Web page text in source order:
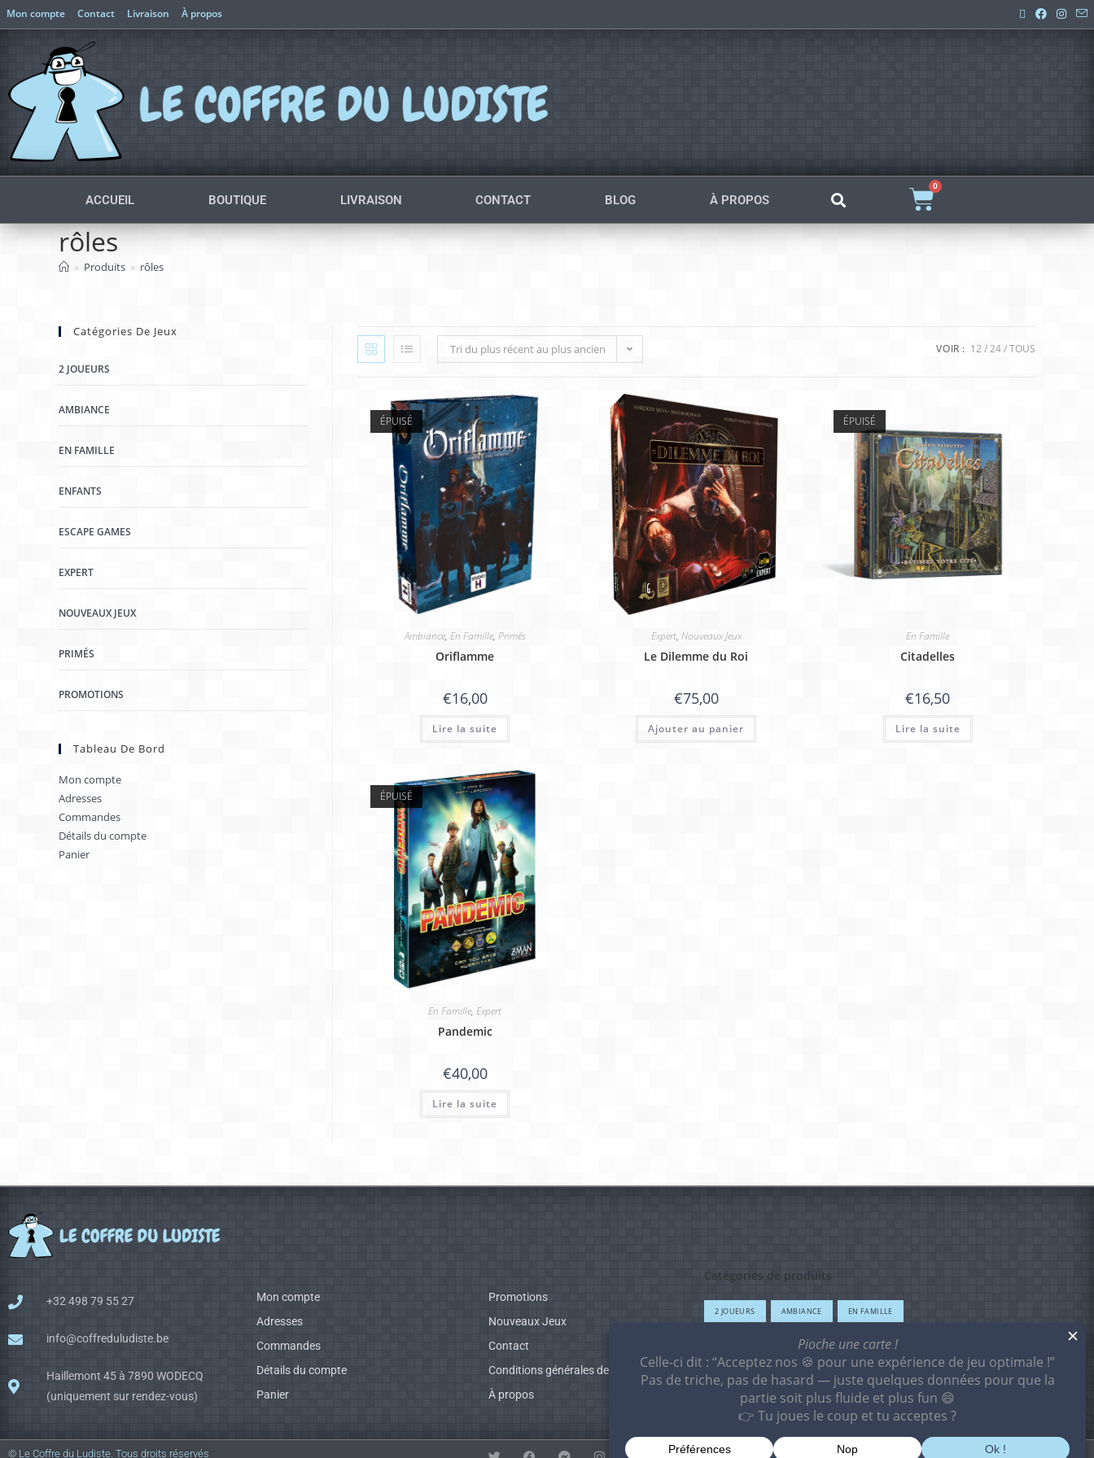
Mon compte Contact Livraison À propos
ACCUEIL BOUTIQUE LIVRAISON CONTACT BLOG À PROPOS
0
rôles
» Produits » rôles
Tri du plus récent au plus ancien VOIR : 12 24 TOUS
ÉPUISÉ
Ambiance, En Famille, Primés
Oriflamme
€16,00
Lire la suite
Expert, Nouveaux Jeux
Le Dilemme du Roi
€75,00
Ajouter au panier
ÉPUISÉ
En Famille
Citadelles
€16,50
Lire la suite
ÉPUISÉ
En Famille,Expert
Pandemic
€40,00
Lire la suite
Catégories De Jeux
2 JOUEURS
AMBIANCE
EN FAMILLE
ENFANTS
ESCAPE GAMES
EXPERT
NOUVEAUX JEUX
PRIMÉS
PROMOTIONS
Tableau De Bord
Mon compte
Adresses
Commandes
Détails du compte
Panier
+32 498 79 55 27
info@coffreduludiste.be
Haillemont 45 à 7890 WODECQ
(uniquement sur rendez-vous)
Mon compte
Adresses
Commandes
Détails du compte
Panier
Promotions
Nouveaux Jeux
Contact
Conditions générales de vente
À propos
Catégories de produits
2 JOUEURS AMBIANCE EN FAMILLE
ESCAPE GAMES EXPERT
NOUVEAUX JEUX PRIMÉS
PROMOTIONS
© Le Coffre du Ludiste. Tous droits réservés Mon compte Contact Livraison À propos